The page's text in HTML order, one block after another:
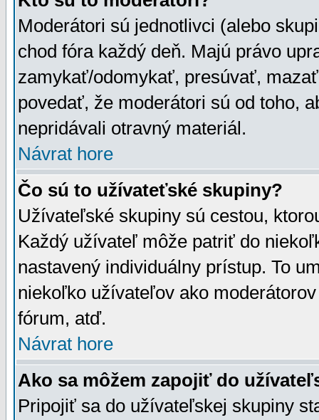
Moderátori sú jednotlivci (alebo
chod fóra každý deň. Majú právo
zamykať/odomykať, presúvať,
povedať, že moderátori sú od toho,
nepridávali otravný materiál.
Návrat hore
Čo sú to užívateťské skupiny?
Užívateľské skupiny sú cestou,
Každý užívateľ môže patriť do
nastavený individuálny prístup. To
niekoľko užívateľov ako
fórum, atď.
Návrat hore
Ako sa môžem zapojiť do
Pripojiť sa do užívateľskej skupiny